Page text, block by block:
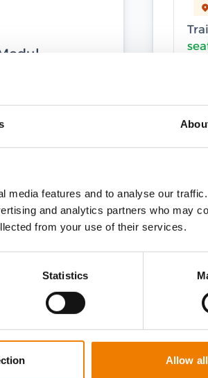
media features and to analyse our
and analytics partners who may
from your use of their services.
Statistics
Allow all
vor dem
Sie nehmen